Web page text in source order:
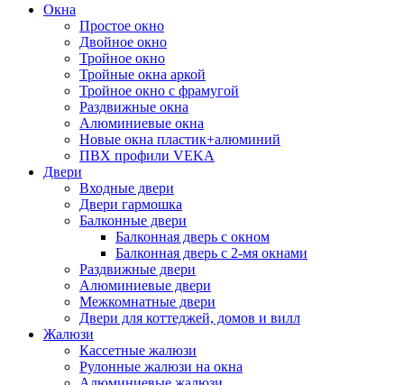
Окна
Простое окно
Двойное окно
Тройное окно
Тройные окна аркой
Тройное окно с фрамугой
Раздвижные окна
Алюминиевые окна
Новые окна пластик+алюминий
ПВХ профили VEKA
Двери
Входные двери
Двери гармошка
Балконные двери
Балконная дверь с окном
Балконная дверь с 2-мя окнами
Раздвижные двери
Алюминиевые двери
Межкомнатные двери
Двери для коттеджей, домов и вилл
Жалюзи
Кассетные жалюзи
Рулонные жалюзи на окна